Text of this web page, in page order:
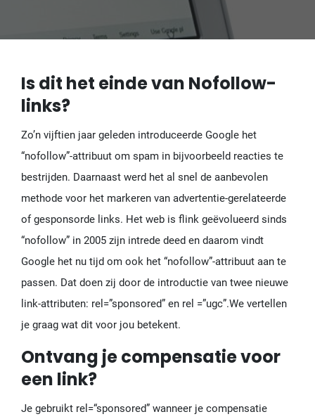
Is dit het einde van Nofollow-
links?
Zo’n vijftien jaar geleden introduceerde Google het
“nofollow”-attribuut om spam in bijvoorbeeld reacties te
bestrijden. Daarnaast werd het al snel de aanbevolen
methode voor het markeren van advertentie-gerelateerde
of gesponsorde links. Het web is flink geëvolueerd sinds
“nofollow” in 2005 zijn intrede deed en daarom vindt
Google het nu tijd om ook het “nofollow”-attribuut aan te
passen. Dat doen zij door de introductie van twee nieuwe
link-attributen: rel=”sponsored” en rel =”ugc”.We vertellen
je graag wat dit voor jou betekent.
Ontvang je compensatie voor
een link?
Je gebruikt rel=“sponsored” wanneer je compensatie